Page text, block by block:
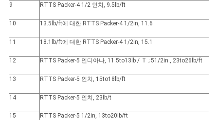
9 RTTS Packer-4 1/2 인치, 9.5lb/ft
10 13.5lb/ft에 대한 RTTS Packer-4 1/2in, 11.6
11 18.1lb/ft에 대한 RTTS Packer-4 1/2in, 15.1
12 RTTS Packer-5 인디아나, 11.5to13lb / Ｔ ; 51/2in., 23to26lb/ft
13 RTTS Packer-5 인치, 15to18lb/ft
14 RTTS Packer-5 인치, 23lb/t
15 RTTS Packer-5 1/2in, 13to20lb/ft